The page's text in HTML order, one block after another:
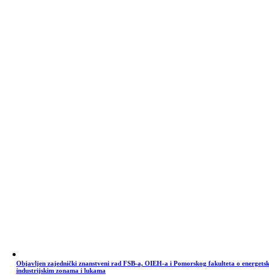
Objavljen zajednički znanstveni rad FSB-a, OIEH-a i Pomorskog fakulteta o
industrijskim zonama i lukama